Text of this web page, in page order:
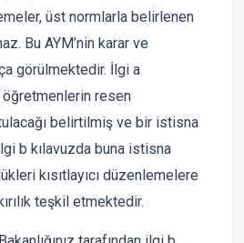
üst normlarla belirlenen
Bu AYM’nin karar ve
görülmektedir. İlgi a
resen
belirtilmiş ve bir istisna
b kılavuzda buna istisna
kısıtlayıcı düzenlemelere
teşkil etmektedir.